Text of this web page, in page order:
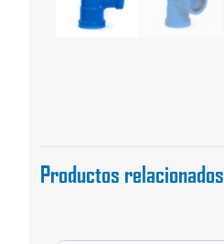
Productos relacionados